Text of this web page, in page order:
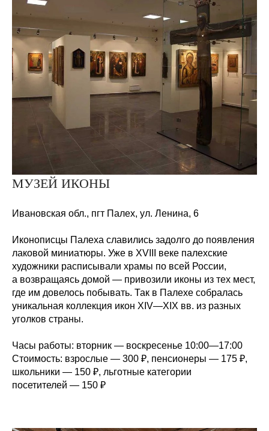
МУЗЕЙ ИКОНЫ
Ивановская обл., пгт Палех, ул. Ленина, 6
Иконописцы Палеха славились задолго до появления
лаковой миниатюры. Уже в XVIII веке палехские
художники расписывали храмы по всей России,
а возвращаясь домой — привозили иконы из тех мест,
где им довелось побывать. Так в Палехе собралась
уникальная коллекция икон XIV—XIX вв. из разных
уголков страны.
Часы работы: вторник — воскресенье 10:00—17:00
Стоимость: взрослые — 300 ₽, пенсионеры — 175 ₽,
школьники — 150 ₽, льготные категории
посетителей — 150 ₽